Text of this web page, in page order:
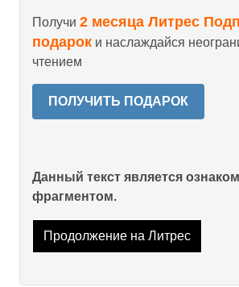
Получи 2 месяца Литрес
подарок и наслаждайся
чтением
ПОЛУЧИТЬ ПОДАРОК
Данный текст является
фрагментом.
Продолжение на Литрес